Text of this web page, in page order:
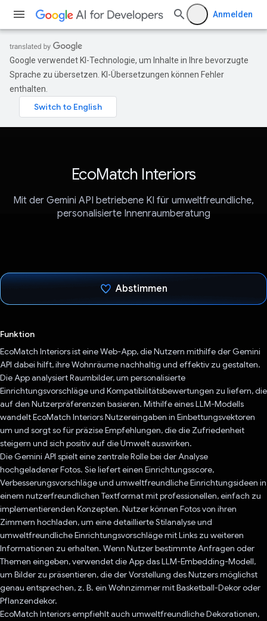
Anmelden
Google verwendet KI-Technologie, um Inhalte in Ihre bevorzugte
Sprache zu übersetzen. KI-Übersetzungen können Fehler
enthalten.
EcoMatch Interiors
Mit der Gemini API betriebene KI für umweltfreundliche,
personalisierte Innenraumberatung
Abstimmen
Funktion
EcoMatch Interiors ist eine Web-App, die Nutzern mithilfe der Gemini
API dabei hilft, ihre Wohnräume nachhaltig und effektiv zu gestalten.
Die App analysiert Raumbilder, um personalisierte
Einrichtungsvorschläge und Kompatibilitätsbewertungen zu liefern, die
auf den Nutzerpräferenzen basieren. Mithilfe eines LLM-Modells
wandelt EcoMatch Interiors Nutzereingaben in Einbettungsvektoren
um und sorgt so für präzise Empfehlungen, die die Zufriedenheit
steigern und sich positiv auf die Umwelt auswirken.
Die Gemini API spielt eine zentrale Rolle bei der Analyse
hochgeladener Fotos. Sie liefert einen Einrichtungsscore,
Verbesserungsvorschläge und umweltfreundliche Einrichtungsideen in
einem nutzerfreundlichen Textformat mit professionellen, einfach zu
implementierenden Konzepten. Nutzer können Fotos von ihren
Zimmern hochladen, um eine detaillierte Stilanalyse und
umweltfreundliche Einrichtungsvorschläge mit Links zu weiteren
Informationen zu erhalten. Wenn Nutzer bestimmte Anfragen oder
Themen eingeben, verwendet die App das LLM-Embedding-Modell,
um Bilder zu präsentieren, die der Vorstellung des Nutzers möglichst
genau entsprechen, z. B. ein Wohnzimmer mit Basketball-Dekor oder
Pflanzendekor.
EcoMatch Interiors empfiehlt auch umweltfreundliche Dekorationen,